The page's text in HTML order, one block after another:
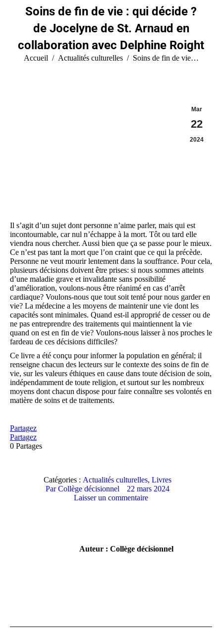
Soins de fin de vie : qui décide ?
de Jocelyne de St. Arnaud en
collaboration avec Delphine Roight
Vous êtes ici :
Accueil Actualités culturelles Soins de fin de vie…
Mar
22
2024
Il s’agit d’un sujet dont personne n’aime parler, mais qui est
incontournable, car nul n’échappe à la mort. Tôt ou tard elle
viendra nous chercher. Aussi bien que ça se passe pour le mieux.
Ce n’est pas tant la mort que l’on craint que ce qui la précède.
Personne ne veut mourir lentement dans la souffrance. Pour cela,
plusieurs décisions doivent être prises: si nous sommes atteints
d’une maladie grave et invalidante sans possibilité
d’amélioration, voulons-nous être réanimé en cas d’arrêt
cardiaque? Voulons-nous que tout soit tenté pour nous garder en
vie? La médecine a les moyens de maintenir une vie dont les
capacités sont minimales. Quand est-il approprié de cesser ou de
ne pas entreprendre des traitements qui maintiennent la vie
quand on est en fin de vie? Voulons-nous laisser à nos proches le
fardeau de ces décisions difficiles?
Ce livre a été conçu pour informer la population en général; il
renseigne chacun des lecteurs sur le contexte des soins de fin de
vie, sur les valeurs éthiques en cause dans toute décision de soin,
indépendamment de toute religion, et surtout sur les nombreux
moyens dont chacun dispose pour faire connaître ses volontés en
matière de soins et de traitements.
Partagez
Partagez
0 Partages
Catégories : Actualités culturelles, Livres
ParCollège décisionnel
22 mars 2024
Laisser un commentaire
Auteur : Collège décisionnel